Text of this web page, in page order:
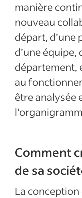
manière
nouveau
départ, d’une
d’une
département,
au
être analysée
Comment
de sa
La conception